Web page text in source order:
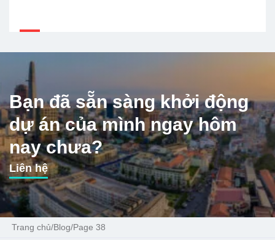
Bạn đã sẵn sàng khởi động
dự án của mình ngay hôm
nay chưa?
Liên hệ
Trang chủ/Blog/Page 38